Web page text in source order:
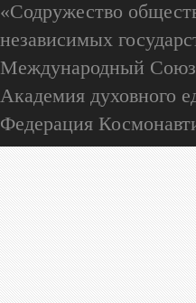
«Содружество
независимых
Международный Союз
Академия духовного
Федерация